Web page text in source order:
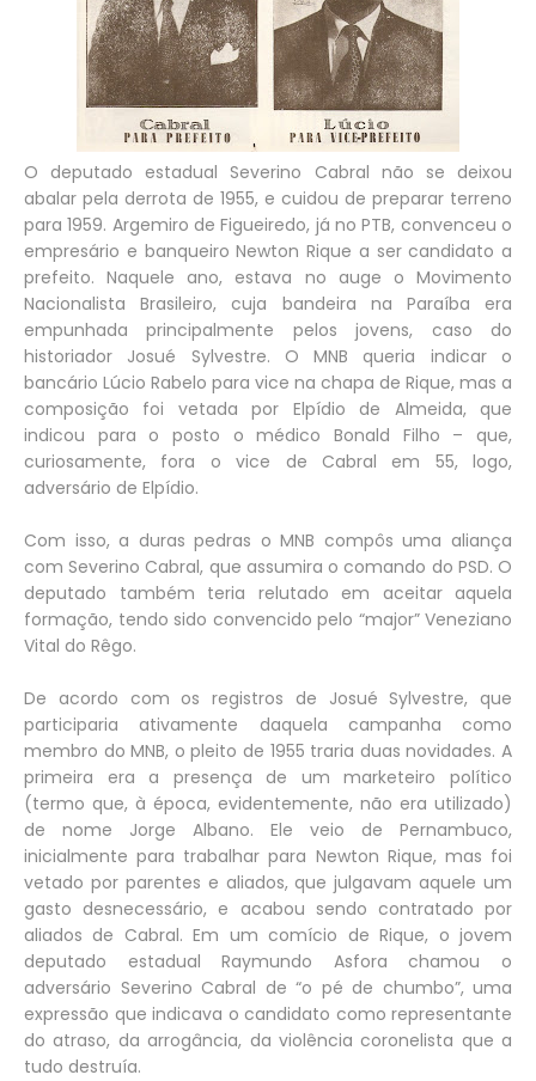
O deputado estadual Severino Cabral não se deixou
abalar pela derrota de 1955, e cuidou de preparar terreno
para 1959. Argemiro de Figueiredo, já no PTB, convenceu o
empresário e banqueiro Newton Rique a ser candidato a
prefeito. Naquele ano, estava no auge o Movimento
Nacionalista Brasileiro, cuja bandeira na Paraíba era
empunhada principalmente pelos jovens, caso do
historiador Josué Sylvestre. O MNB queria indicar o
bancário Lúcio Rabelo para vice na chapa de Rique, mas a
composição foi vetada por Elpídio de Almeida, que
indicou para o posto o médico Bonald Filho – que,
curiosamente, fora o vice de Cabral em 55, logo,
adversário de Elpídio.
Com isso, a duras pedras o MNB compôs uma aliança
com Severino Cabral, que assumira o comando do PSD. O
deputado também teria relutado em aceitar aquela
formação, tendo sido convencido pelo “major” Veneziano
Vital do Rêgo.
De acordo com os registros de Josué Sylvestre, que
participaria ativamente daquela campanha como
membro do MNB, o pleito de 1955 traria duas novidades. A
primeira era a presença de um marketeiro político
(termo que, à época, evidentemente, não era utilizado)
de nome Jorge Albano. Ele veio de Pernambuco,
inicialmente para trabalhar para Newton Rique, mas foi
vetado por parentes e aliados, que julgavam aquele um
gasto desnecessário, e acabou sendo contratado por
aliados de Cabral. Em um comício de Rique, o jovem
deputado estadual Raymundo Asfora chamou o
adversário Severino Cabral de “o pé de chumbo”, uma
expressão que indicava o candidato como representante
do atraso, da arrogância, da violência coronelista que a
tudo destruía.